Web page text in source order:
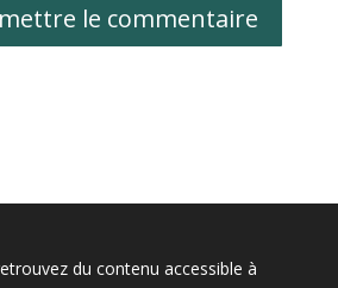
le commentaire
du contenu accessible à